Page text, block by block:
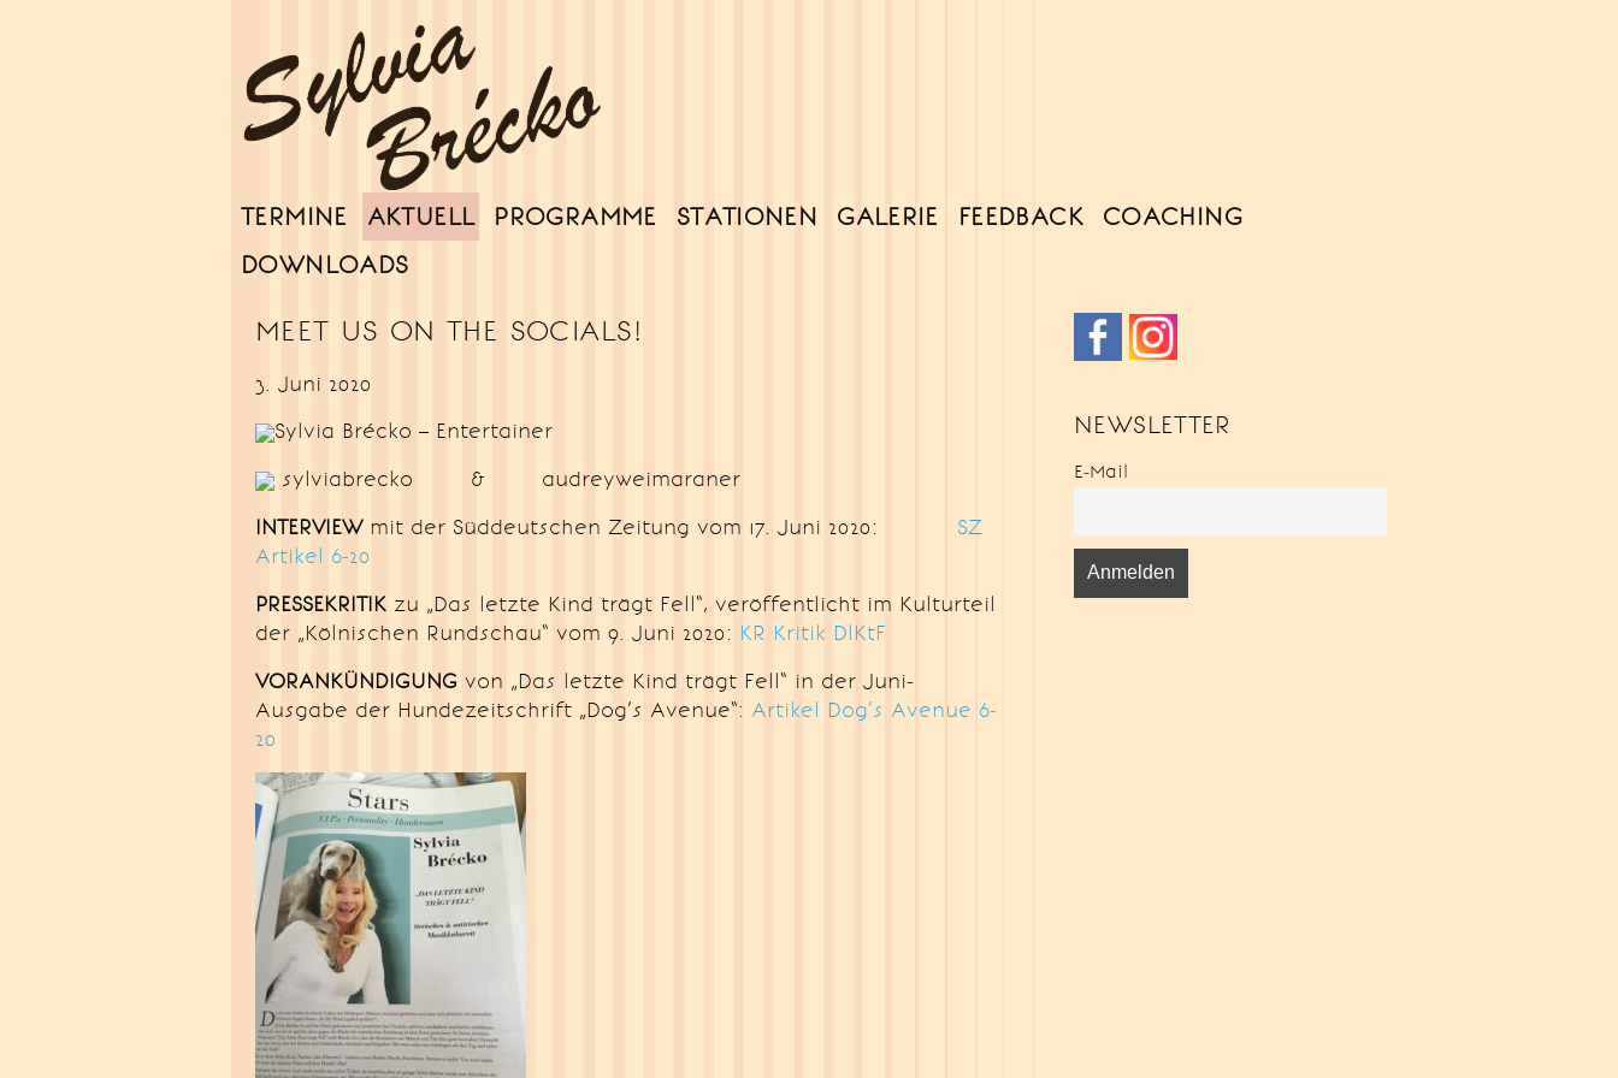
Sylvia Brécko
TERMINE AKTUELL PROGRAMME STATIONEN GALERIE FEEDBACK
COACHING
DOWNLOADS
MEET US ON THE SOCIALS!
3. Juni 2020
Sylvia Brécko – Entertainer
sylviabrecko & audreyweimaraner
INTERVIEWmit der Süddeutschen Zeitung vom 17. Juni 2020: SZ
Artikel 6-20
PRESSEKRITIK zu „Das letzte Kind trägt Fell“, veröffentlicht im Kulturteil
der „Kölnischen Rundschau“ vom 9. Juni 2020: KR Kritik DlKtF
VORANKÜNDIGUNG von „Das letzte Kind trägt Fell“ in der Juni-
Ausgabe der Hundezeitschrift „Dog’s Avenue“: Artikel Dog’s Avenue 6-
20
NEWSLETTER
E-Mail